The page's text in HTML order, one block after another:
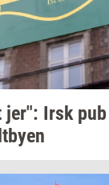
jer": Irsk